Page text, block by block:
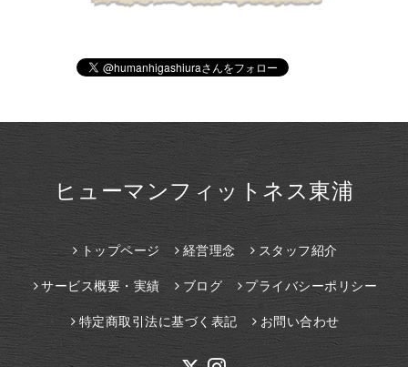
ヒューマンフィットネス東浦
トップページ 経営理念 スタッフ紹介
サービス概要・実績 ブログ プライバシーポリシー
特定商取引法に基づく表記 お問い合わせ